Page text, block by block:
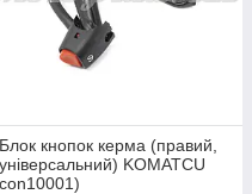
Блок кнопок керма (правий,
універсальний) KOMATCU
con10001)